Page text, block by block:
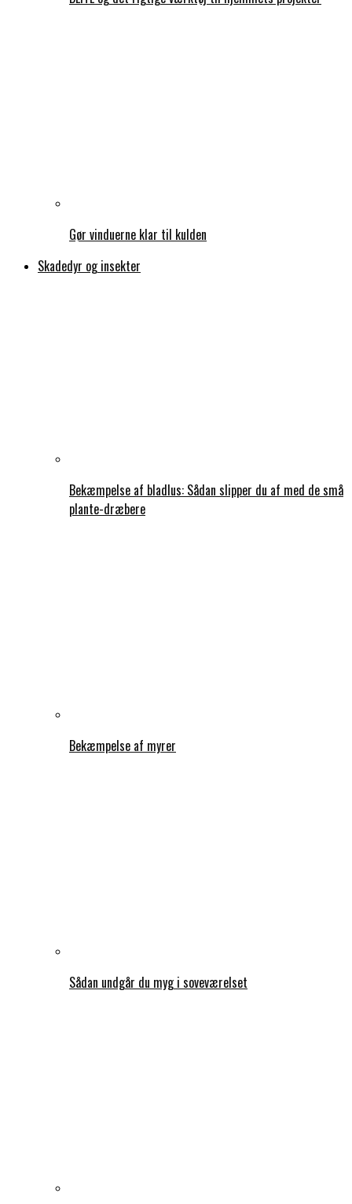
Gør vinduerne klar til kulden
Skadedyr og insekter
Bekæmpelse af bladlus: Sådan slipper du af med de små
plante-dræbere
Bekæmpelse af myrer
Sådan undgår du myg i soveværelset